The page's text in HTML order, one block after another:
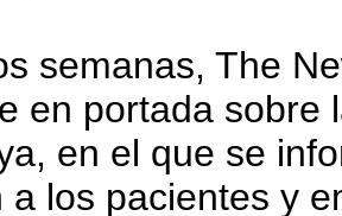
semanas, The
en portada sobre
en el que se
a los pacientes y